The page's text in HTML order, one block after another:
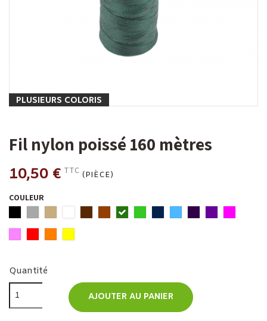
PLUSIEURS COLORIS
Fil nylon poissé 160 mètres
10,50 € TTC (PIÈCE)
COULEUR
Quantité
AJOUTER AU PANIER